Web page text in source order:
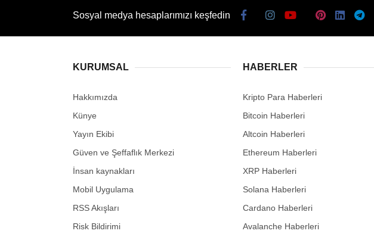
Sosyal medya hesaplarımızı keşfedin
KURUMSAL
Hakkımızda
Künye
Yayın Ekibi
Güven ve Şeffaflık Merkezi
İnsan kaynakları
Mobil Uygulama
RSS Akışları
Risk Bildirimi
HABERLER
Kripto Para Haberleri
Bitcoin Haberleri
Altcoin Haberleri
Ethereum Haberleri
XRP Haberleri
Solana Haberleri
Cardano Haberleri
Avalanche Haberleri